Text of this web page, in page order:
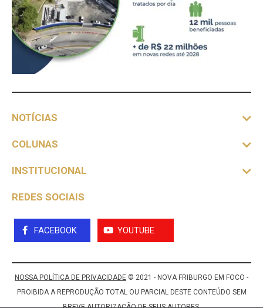
NOTÍCIAS
COLUNAS
INSTITUCIONAL
REDES SOCIAIS
FACEBOOK YOUTUBE
NOSSA POLÍTICA DE PRIVACIDADE © 2021 - NOVA FRIBURGO EM FOCO -
PROIBIDA A REPRODUÇÃO TOTAL OU PARCIAL DESTE CONTEÚDO SEM